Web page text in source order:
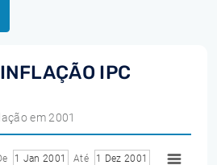
IPC
em 2001
1 Jan 2001 Até 1 Dez 2001